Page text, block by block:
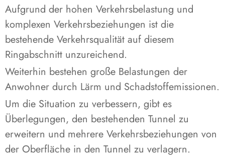
Aufgrund der hohen Verkehrsbelastung und
komplexen Verkehrsbeziehungen ist die
bestehende Verkehrsqualität auf diesem
Ringabschnitt unzureichend.
Weiterhin bestehen große Belastungen der
Anwohner durch Lärm und Schadstoffemissionen.
Um die Situation zu verbessern, gibt es
Überlegungen, den bestehenden Tunnel zu
erweitern und mehrere Verkehrsbeziehungen von
der Oberfläche in den Tunnel zu verlagern.